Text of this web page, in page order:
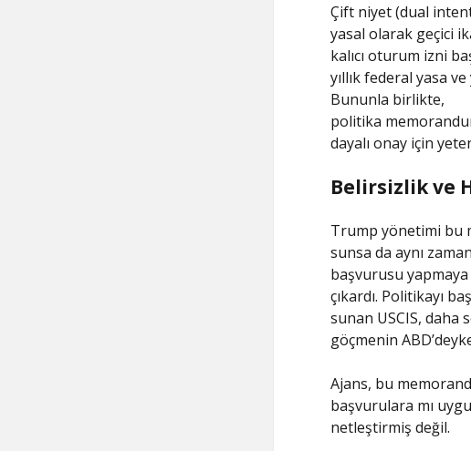
Çift niyet (dual
yasal olarak geçici
kalıcı oturum izni
yıllık federal yasa
Bununla birlikte,
politika
dayalı onay için
Belirsizlik ve
Trump yönetimi bu
sunsa da aynı
başvurusu
çıkardı. Politikayı
sunan USCIS, daha
göçmenin
Ajans, bu
başvurulara mı
netleştirmiş değil.